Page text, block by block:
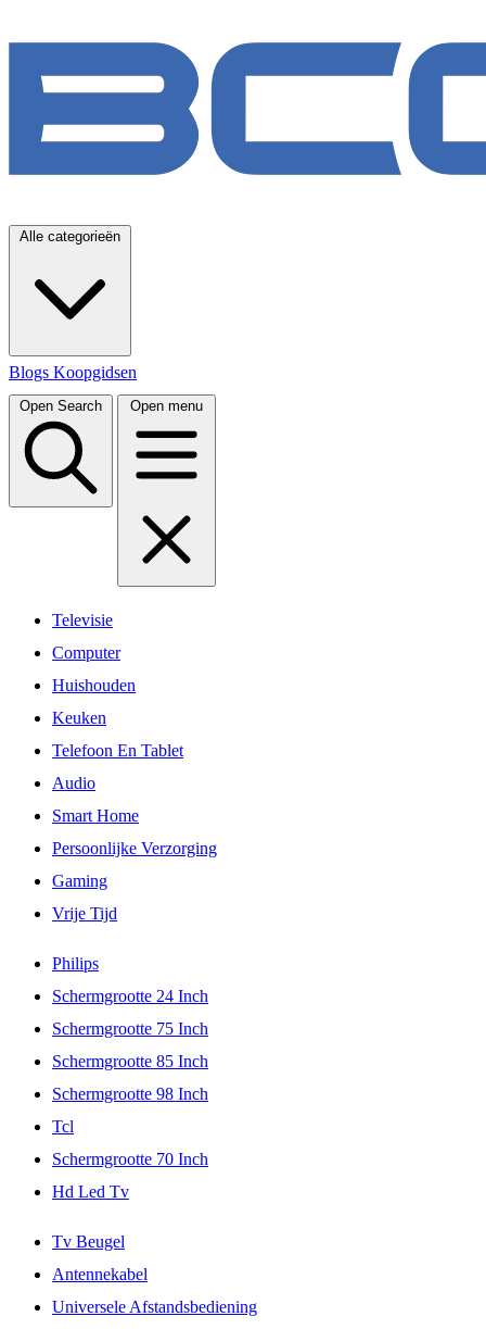
Alle categorieën
Blogs Koopgidsen
Open Search Open menu
Televisie
Computer
Huishouden
Keuken
Telefoon En Tablet
Audio
Smart Home
Persoonlijke Verzorging
Gaming
Vrije Tijd
Philips
Schermgrootte 24 Inch
Schermgrootte 75 Inch
Schermgrootte 85 Inch
Schermgrootte 98 Inch
Tcl
Schermgrootte 70 Inch
Hd Led Tv
Tv Beugel
Antennekabel
Universele Afstandsbediening